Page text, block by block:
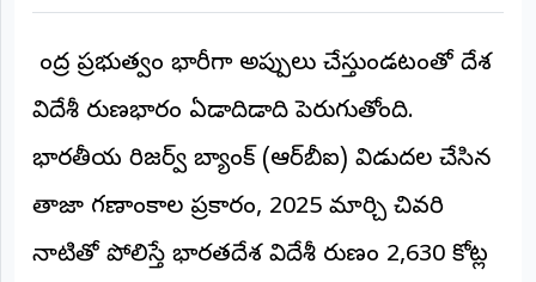
భక్తి
క్రీడలు
జాతీయం
కేంద్ర ప్రభుత్వం భారీగా అప్పులు చేస్తుండటంతో దేశ
విదేశీ రుణభారం ఏడాదికేడాది పెరుగుతోంది.
భారతీయ రిజర్వ్‌ బ్యాంక్‌ (ఆర్‌బీఐ) విడుదల చేసిన
తాజా గణాంకాల ప్రకారం, 2025 మార్చి చివరి
నాటితో పోలిస్తే భారతదేశ విదేశీ రుణం 2,630 కోట్ల